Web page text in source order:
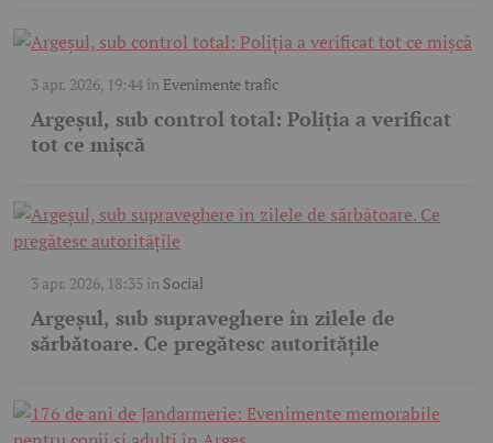
3 apr. 2026, 19:44în Evenimente trafic
Argeșul, sub control total: Poliția a verificat
tot ce mișcă
3 apr. 2026, 18:35 în Social
Argeșul, sub supraveghere în zilele de
sărbătoare. Ce pregătesc autoritățile